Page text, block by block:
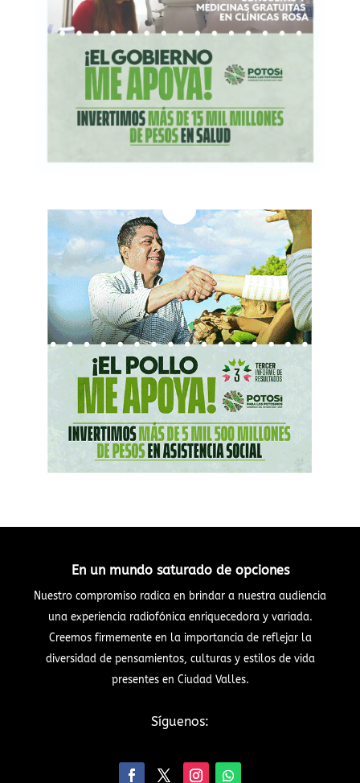
En un mundo saturado de opciones
Nuestro compromiso radica en brindar a nuestra audiencia
una experiencia radiofónica enriquecedora y variada.
Creemos firmemente en la importancia de reflejar la
diversidad de pensamientos, culturas y estilos de vida
presentes en Ciudad Valles.
Síguenos: